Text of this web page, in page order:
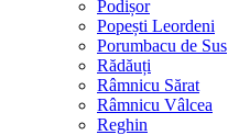
Podișor
Popești Leordeni
Porumbacu de Sus
Rădăuți
Râmnicu Sărat
Râmnicu Vâlcea
Reghin